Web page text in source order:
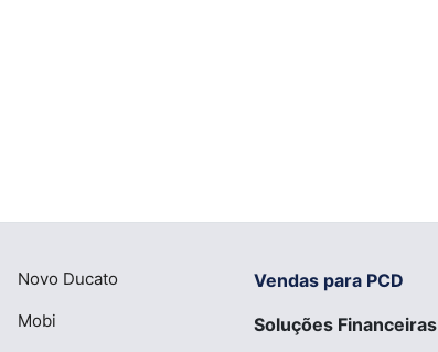
Novo Ducato
Mobi
Vendas para PCD
Soluções Financeiras